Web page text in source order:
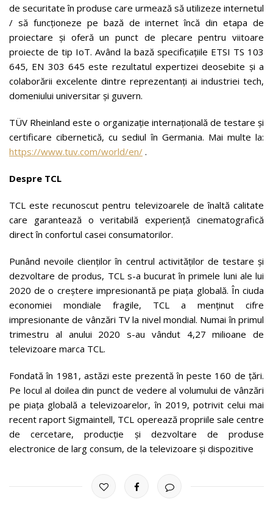
de securitate în produse care urmează să utilizeze internetul
/ să funcționeze pe bază de internet încă din etapa de
proiectare și oferă un punct de plecare pentru viitoare
proiecte de tip IoT. Având la bază specificațiile ETSI TS 103
645, EN 303 645 este rezultatul expertizei deosebite și a
colaborării excelente dintre reprezentanți ai industriei tech,
domeniului universitar și guvern.
TÜV Rheinland este o organizație internațională de testare și
certificare cibernetică, cu sediul în Germania. Mai multe la:
https://www.tuv.com/world/en/ .
Despre TCL
TCL este recunoscut pentru televizoarele de înaltă calitate
care garantează o veritabilă experiență cinematografică
direct în confortul casei consumatorilor.
Punând nevoile clienților în centrul activităților de testare și
dezvoltare de produs, TCL s-a bucurat în primele luni ale lui
2020 de o creștere impresionantă pe piața globală. În ciuda
economiei mondiale fragile, TCL a menținut cifre
impresionante de vânzări TV la nivel mondial. Numai în primul
trimestru al anului 2020 s-au vândut 4,27 milioane de
televizoare marca TCL.
Fondată în 1981, astăzi este prezentă în peste 160 de țări.
Pe locul al doilea din punct de vedere al volumului de vânzări
pe piața globală a televizoarelor, în 2019, potrivit celui mai
recent raport Sigmaintell, TCL operează propriile sale centre
de cercetare, producție și dezvoltare de produse
electronice de larg consum, de la televizoare și dispozitive